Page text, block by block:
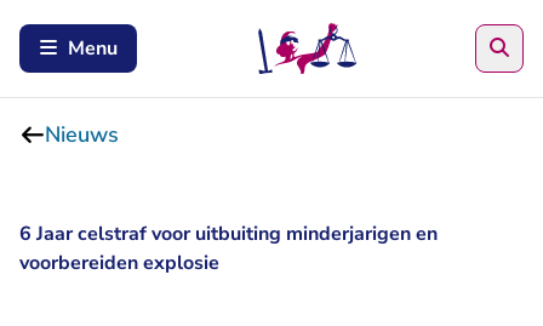
Menu
Nieuws
6 Jaar celstraf voor uitbuiting minderjarigen en
voorbereiden explosie